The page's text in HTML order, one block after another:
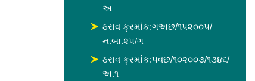
અ
ઠરાવ ક્રમાંક:ગઅછ/૧૫૨૦૦૫/
ન.બા.૨૫/ગ
ઠરાવ ક્રમાંક:પવછ/૧૦૨૦૦૭/૧૩૪૬/
અ.૧